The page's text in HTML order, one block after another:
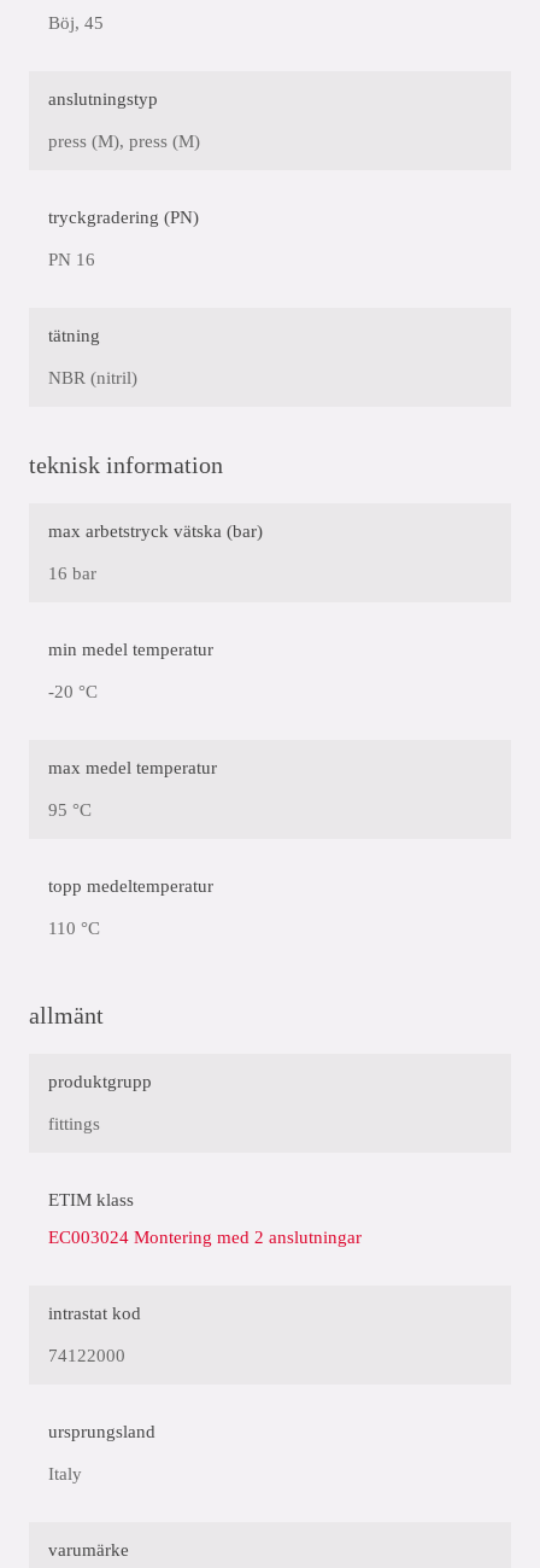
Böj, 45
anslutningstyp
press (M), press (M)
tryckgradering (PN)
PN 16
tätning
NBR (nitril)
teknisk information
max arbetstryck vätska (bar)
16 bar
min medel temperatur
-20 °C
max medel temperatur
95 °C
topp medeltemperatur
110 °C
allmänt
produktgrupp
fittings
ETIM klass
EC003024 Montering med 2 anslutningar
intrastat kod
74122000
ursprungsland
Italy
varumärke